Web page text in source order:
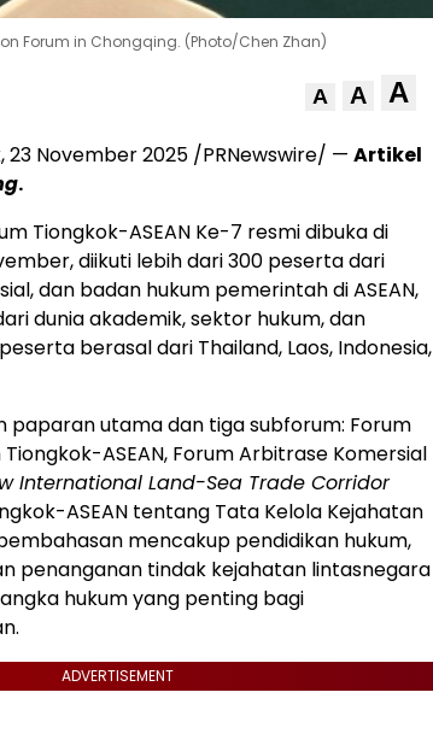
Forum in Chongqing. (Photo/Chen Zhan)
A A A
23 November 2025 /PRNewswire/ — Artikel
.
Tiongkok-ASEAN Ke-7 resmi dibuka di
diikuti lebih dari 300 peserta dari
dan badan hukum pemerintah di ASEAN,
dunia akademik, sektor hukum, dan
berasal dari Thailand, Laos, Indonesia,
paparan utama dan tiga subforum: Forum
ASEAN, Forum Arbitrase Komersial
International Land-Sea Trade Corridor
ASEAN tentang Tata Kelola Kejahatan
mencakup pendidikan hukum,
penanganan tindak kejahatan lintasnegara
hukum yang penting bagi
ADVERTISEMENT